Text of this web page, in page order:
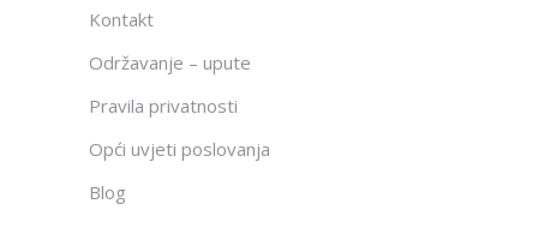
Kontakt
Održavanje – upute
Pravila privatnosti
Opći uvjeti poslovanja
Blog